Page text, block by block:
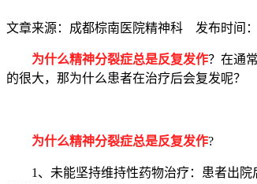
文章来源：成都棕南医院精神科 发布时间：
为什么精神分裂症总是反复发作？在通
的很大，那为什么患者在治疗后会复发呢？
为什么精神分裂症总是反复发作?
1、未能坚持维持性药物治疗：患者出院